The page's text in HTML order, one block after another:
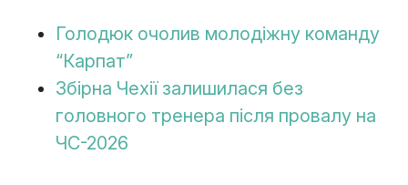
Голодюк очолив молодіжну команду
“Карпат”
Збірна Чехії залишилася без
головного тренера після провалу на
ЧС-2026